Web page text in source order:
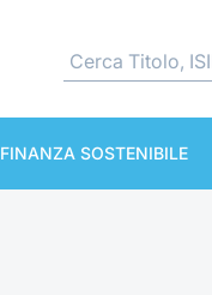
FINANZA SOSTENIBILE